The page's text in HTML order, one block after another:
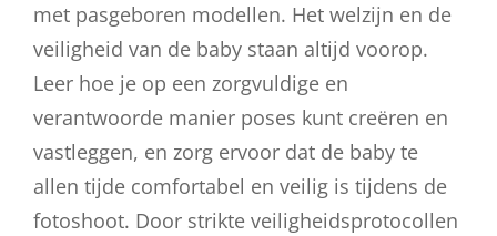
met pasgeboren modellen. Het welzijn en de
veiligheid van de baby staan altijd voorop.
Leer hoe je op een zorgvuldige en
verantwoorde manier poses kunt creëren en
vastleggen, en zorg ervoor dat de baby te
allen tijde comfortabel en veilig is tijdens de
fotoshoot. Door strikte veiligheidsprotocollen